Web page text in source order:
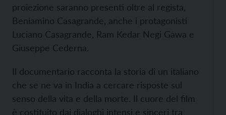
proiezione saranno presenti oltre al regista,
Beniamino Casagrande, anche i protagonisti
Luciano Casagrande, Ram Kedar Negi Gawa e
Giuseppe Cederna.
Il documentario racconta la storia di un italiano
che se ne va in India a cercare risposte sul
senso della vita e della morte. Il cuore del film
è costituito dai dialoghi intensi e sinceri tra